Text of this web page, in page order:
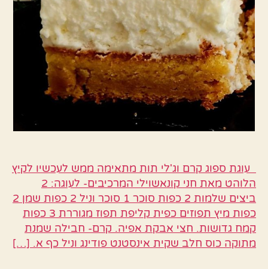
עוגת ספוג קרם וג'לי תות מתאימה ממש לעכשיו לקיץ
הלוהט מאת חני קונאשוילי המרכיבים- לעוגה: 2
ביצים שלמות 2 כפות סוכר 1 סוכר וניל 2 כפות שמן 2
כפות מיץ תפוזים כפית קליפת תפוז מגוררת 3 כפות
קמח גדושות. חצי אבקת אפיה. קרם- חבילה שמנת
מתוקה כוס חלב שקית אינסטנט פודינג וניל כף א. […]